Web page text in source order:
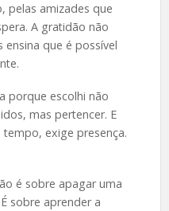
pelas amizades que
A gratidão não
ensina que é possível
porque escolhi não
mas pertencer. E
exige presença.
é sobre apagar uma
sobre aprender a